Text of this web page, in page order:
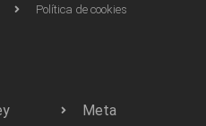
Política de cookies
Meta